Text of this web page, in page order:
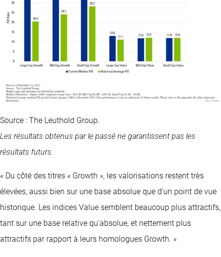
Source : The Leuthold Group.
Les résultats obtenus par le passé ne garantissent pas les
résultats futurs.
« Du côté des titres « Growth », les valorisations restent très
élevées, aussi bien sur une base absolue que d'un point de vue
historique. Les indices Value semblent beaucoup plus attractifs,
tant sur une base relative qu'absolue, et nettement plus
attractifs par rapport à leurs homologues Growth. »